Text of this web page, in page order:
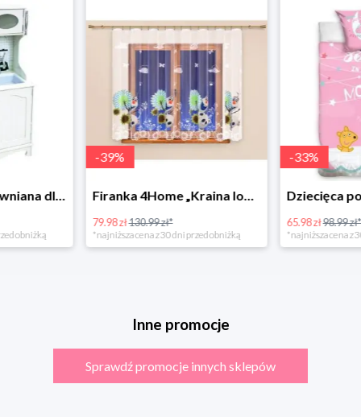
obniżką
-39%
79.98 zł130.99 zł*
*najniższa cena z 30 dni przed obniżką
-33%
65.98 zł98.99 zł*
*najniższa cena z
Inne promocje
Sprawdź promocje innych sklepów